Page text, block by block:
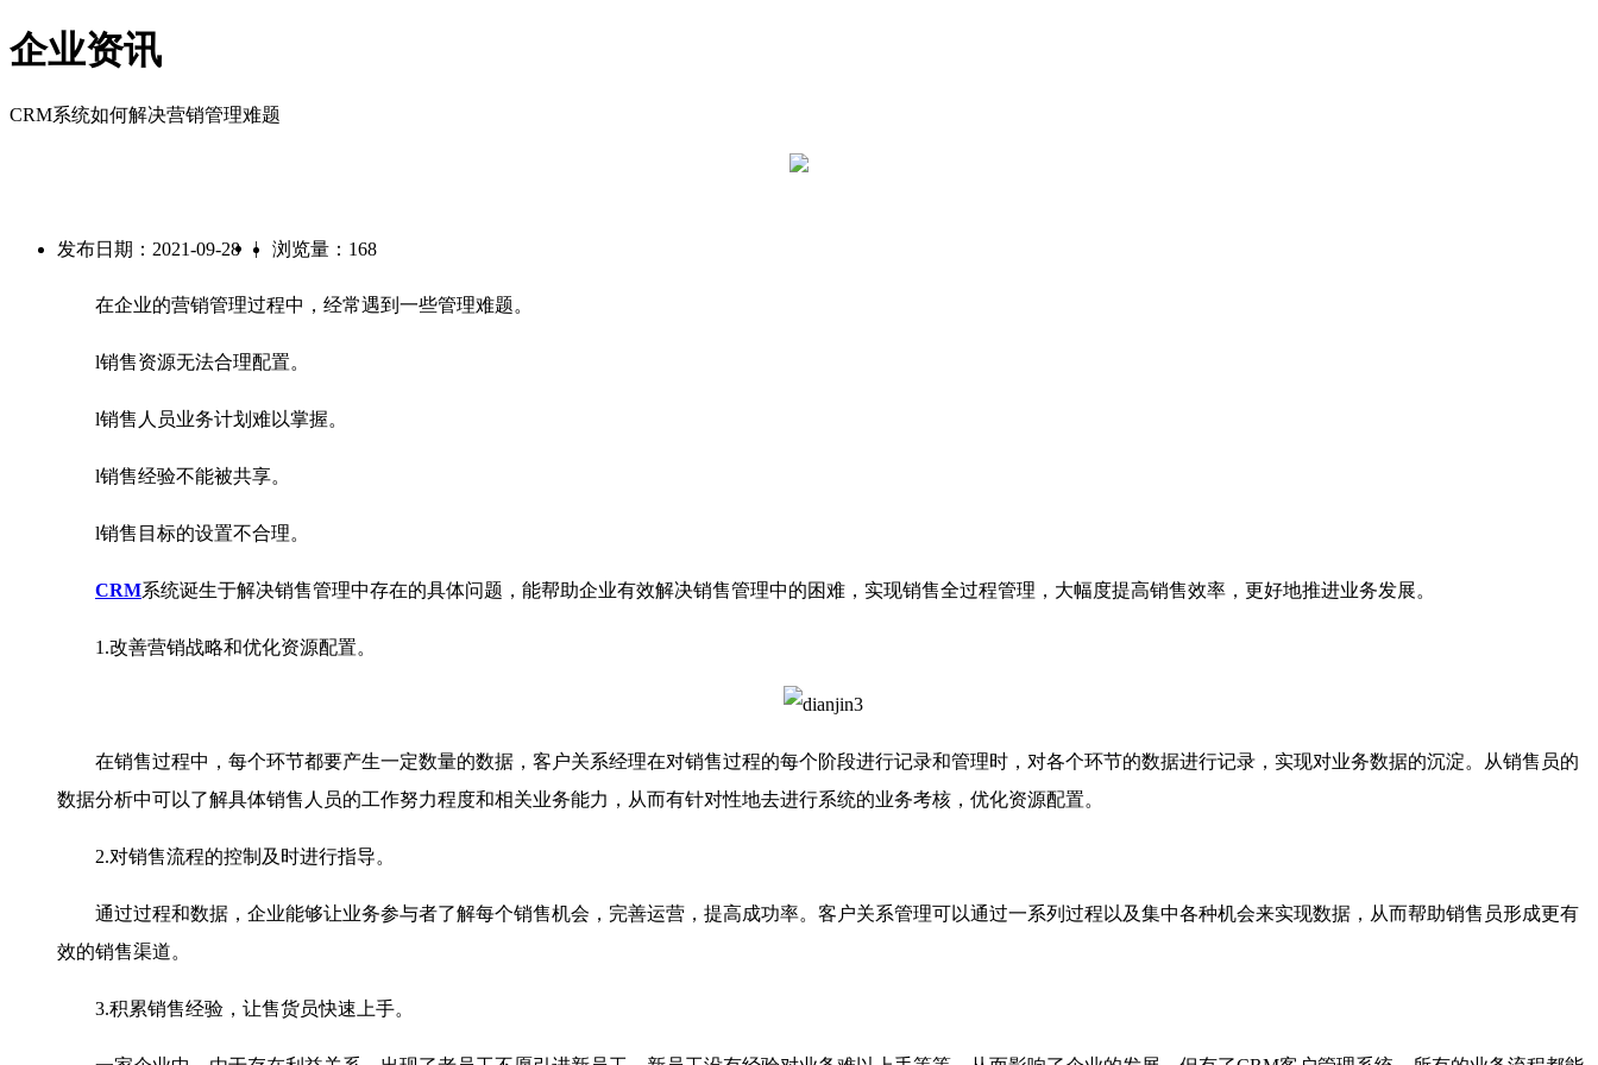
企业资讯
CRM系统如何解决营销管理难题
发布日期：2021-09-28 | 浏览量：168
在企业的营销管理过程中，经常遇到一些管理难题。
l销售资源无法合理配置。
l销售人员业务计划难以掌握。
l销售经验不能被共享。
l销售目标的设置不合理。
CRM系统诞生于解决销售管理中存在的具体问题，能帮助企业有效解决销售管理中的困难，实现销售全过程管理，大幅度提高销售效率，更好地推进业务发展。
1.改善营销战略和优化资源配置。
在销售过程中，每个环节都要产生一定数量的数据，客户关系经理在对销售过程的每个阶段进行记录和管理时，对各个环节的数据进行记录，实现对业务数据的沉淀。从销售员的
数据分析中可以了解具体销售人员的工作努力程度和相关业务能力，从而有针对性地去进行系统的业务考核，优化资源配置。
2.对销售流程的控制及时进行指导。
通过过程和数据，企业能够让业务参与者了解每个销售机会，完善运营，提高成功率。客户关系管理可以通过一系列过程以及集中各种机会来实现数据，从而帮助销售员形成更有
效的销售渠道。
3.积累销售经验，让售货员快速上手。